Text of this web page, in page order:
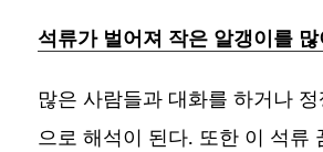
석류가 벌어져 작은 알갱이를
많은 사람들과 대화를 하거나
으로 해석이 된다. 또한 이 석류